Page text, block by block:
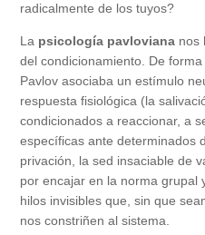
radicalmente de los tuyos?
La psicología pavloviana nos
del condicionamiento. De
Pavlov asociaba un estímulo
respuesta fisiológica (la
condicionados a reaccionar, a
específicas ante determinados
privación, la sed insaciable de
por encajar en la norma grupal
hilos invisibles que, sin que
nos constriñen al sistema.